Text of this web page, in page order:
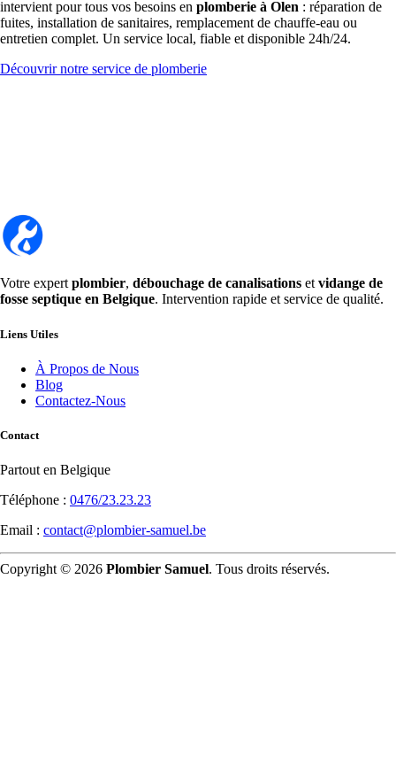
intervient pour tous vos besoins en plomberie à Olen : réparation de
fuites, installation de sanitaires, remplacement de chauffe-eau ou
entretien complet. Un service local, fiable et disponible 24h/24.
Découvrir notre service de plomberie
Votre expert plombier, débouchage de canalisations et vidange de
fosse septique en Belgique. Intervention rapide et service de qualité.
Liens Utiles
À Propos de Nous
Blog
Contactez-Nous
Contact
Partout en Belgique
Téléphone : 0476/23.23.23
Email : contact@plombier-samuel.be
Copyright © 2026 Plombier Samuel. Tous droits réservés.